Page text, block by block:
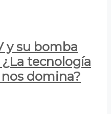
y su bomba
tecnología
domina?